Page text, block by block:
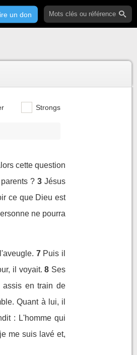
un don
Strongs
cette question
? 3 Jésus
ce que Dieu est
ne pourra
7 Puis il
il voyait. 8 Ses
assis en train de
Quant à lui, il
: L'homme qui
me suis lavé et,